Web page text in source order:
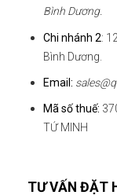
Bình Dương.
Chi nhánh 2:
Bình Dương.
Email:
Mã số thuế:
TỨ MINH
TƯ VẤN ĐẶT